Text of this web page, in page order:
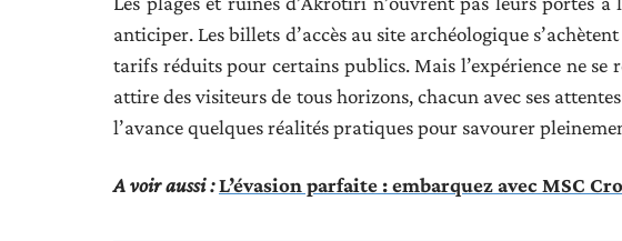
anticiper. Les billets d’accès au site archéologique
tarifs réduits pour certains publics. Mais l’expérience ne se
attire des visiteurs de tous horizons, chacun avec ses
l’avance quelques réalités pratiques pour savourer
A voir aussi :L’évasion parfaite : embarquez avec MSC